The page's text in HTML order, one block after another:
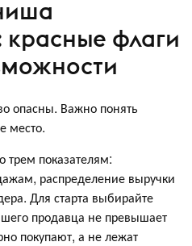
флаги
опасны. Важно понять
место.
показателям:
распределение выручки
Для старта выбирайте
продавца не превышает
покупают, а не лежат